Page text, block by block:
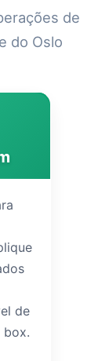
de
do Oslo
de
box.